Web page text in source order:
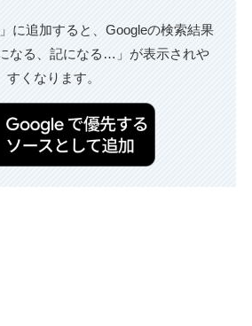
に追加すると、Googleの検索結果
なる、記になる…」が表示されや
すくなります。